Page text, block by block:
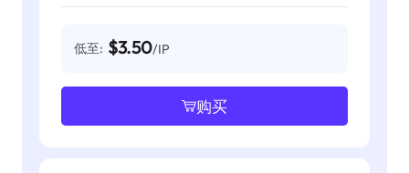
低至: $3.50/IP
购买